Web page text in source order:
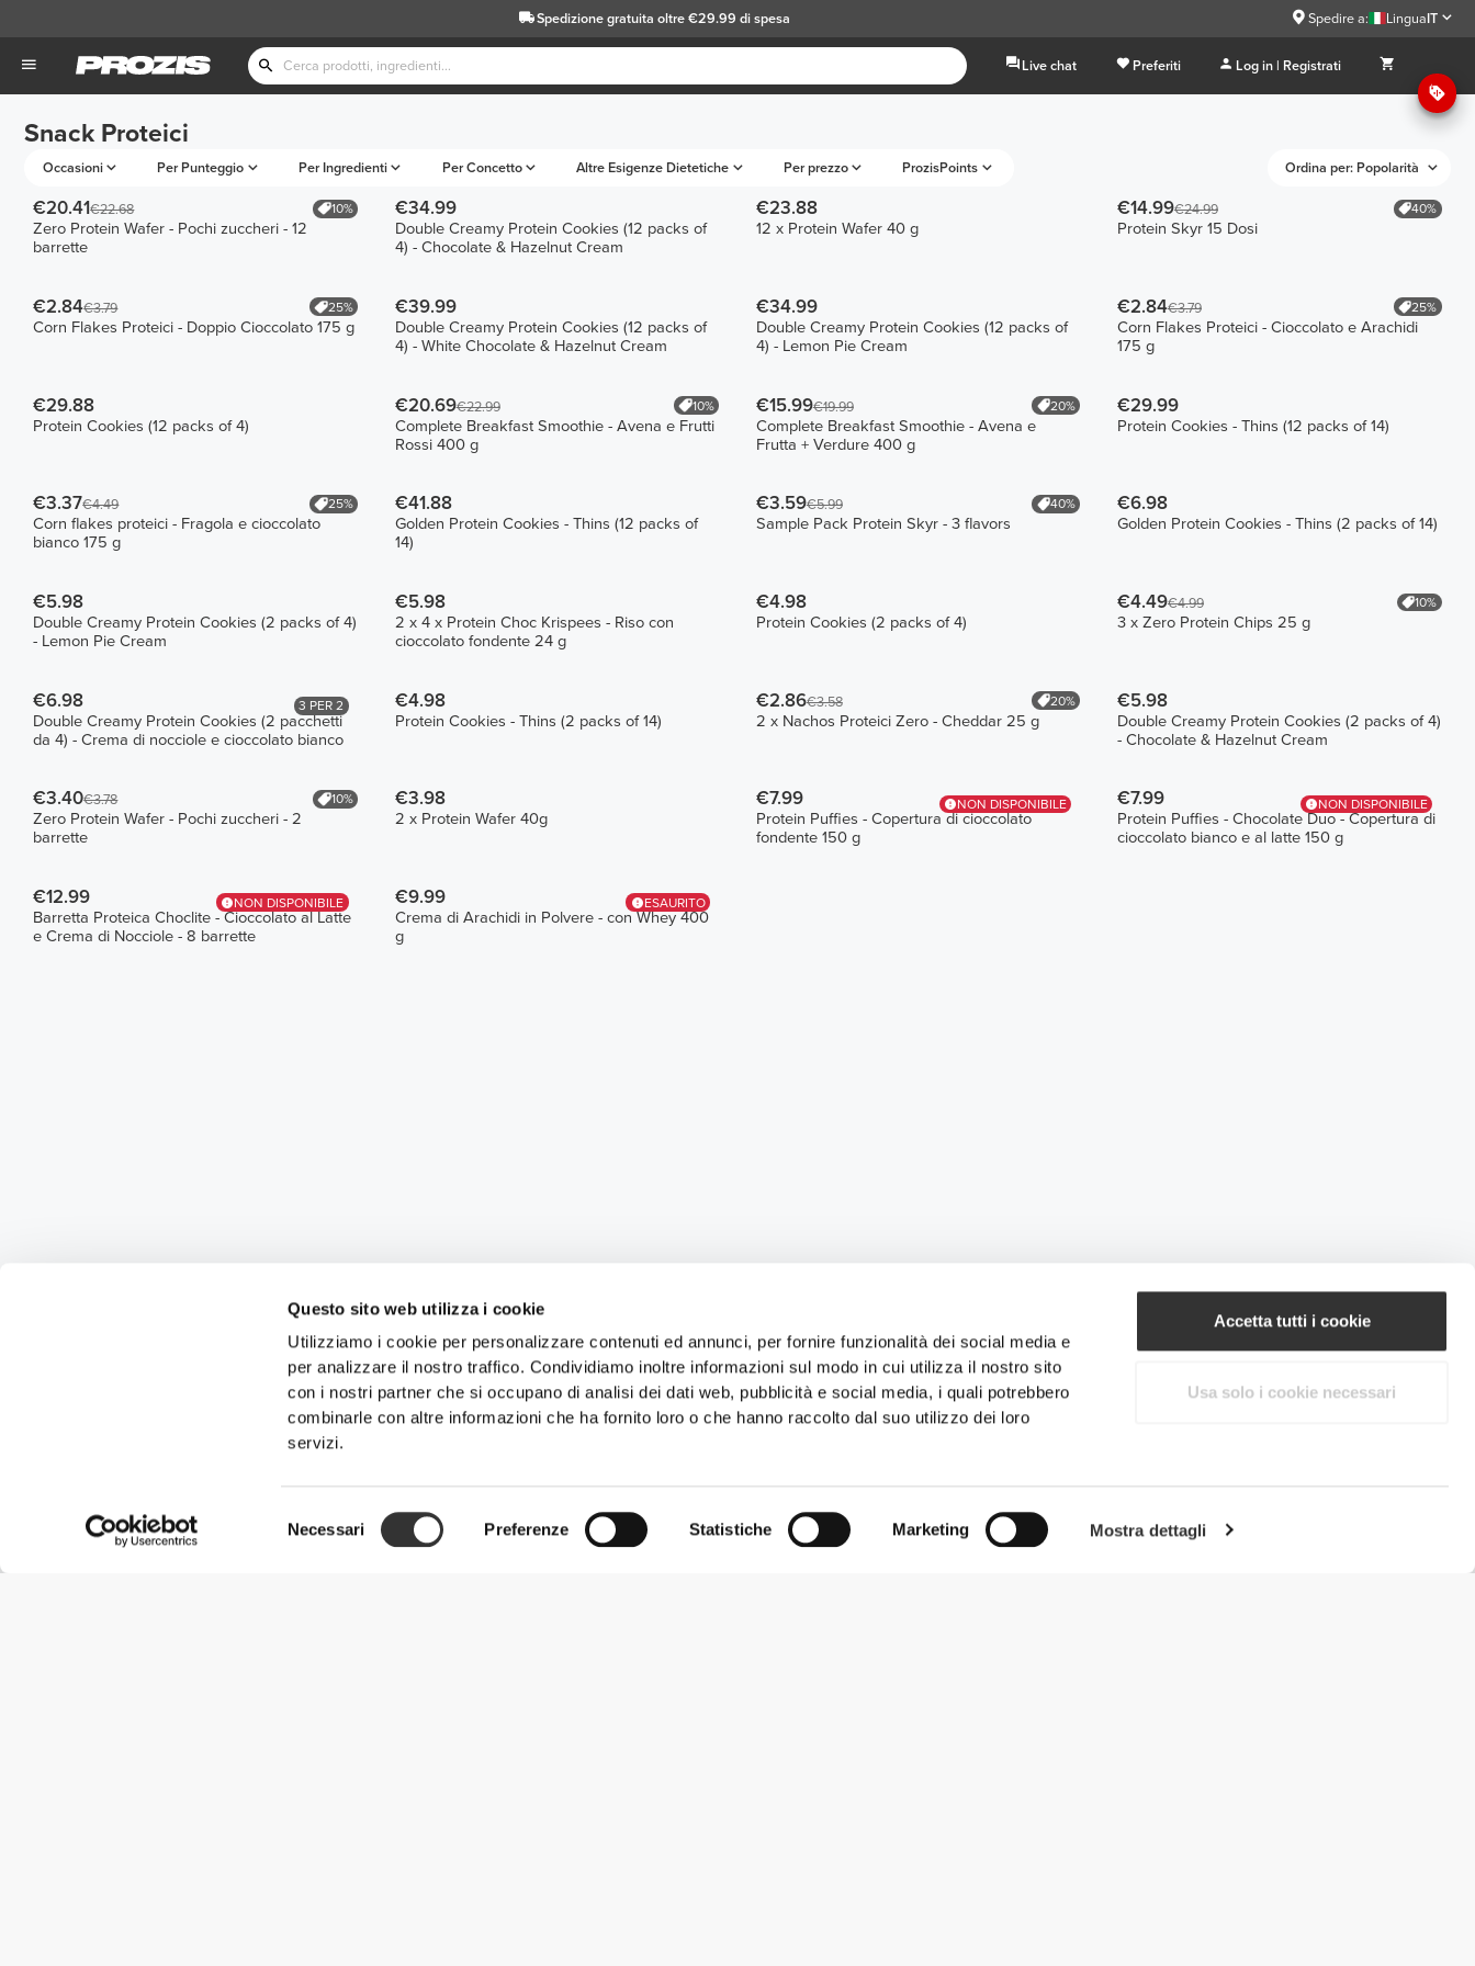
Questo sito web utilizza i cookie
Utilizziamo i cookie per personalizzare contenuti ed annunci, per fornire funzionalità dei social media e
per analizzare il nostro traffico. Condividiamo inoltre informazioni sul modo in cui utilizza il nostro sito
con i nostri partner che si occupano di analisi dei dati web, pubblicità e social media, i quali potrebbero
combinarle con altre informazioni che ha fornito loro o che hanno raccolto dal suo utilizzo dei loro
servizi.
del
Necessari Preferenze Statistiche Marketing Mostra dettagli
Accetta tutti i cookie
Usa solo i cookie necessari
Spedizione gratuita oltre €29.99 di spesa Spedire a: LinguaIT
Live chat Preferiti Log in | Registrati
Snack Proteici
Occasioni Per Punteggio Per Ingredienti Per Concetto Altre Esigenze Dietetiche Per prezzo ProzisPoints Ordina per: Popolarità
€20.41€22.68 10%
Zero Protein Wafer - Pochi zuccheri - 12
barrette
€34.99
Double Creamy Protein Cookies (12 packs of
4) - Chocolate & Hazelnut Cream
€23.88
12 x Protein Wafer 40 g
€14.99€24.99 40%
Protein Skyr 15 Dosi
€2.84€3.79 25%
Corn Flakes Proteici - Doppio Cioccolato 175 g
€39.99
Double Creamy Protein Cookies (12 packs of
4) - White Chocolate & Hazelnut Cream
€34.99
Double Creamy Protein Cookies (12 packs of
4) - Lemon Pie Cream
€2.84€3.79 25%
Corn Flakes Proteici - Cioccolato e Arachidi
175 g
€29.88
Protein Cookies (12 packs of 4)
€20.69€22.99 10%
Complete Breakfast Smoothie - Avena e Frutti
Rossi 400 g
€15.99€19.99 20%
Complete Breakfast Smoothie - Avena e
Frutta + Verdure 400 g
€29.99
Protein Cookies - Thins (12 packs of 14)
€3.37€4.49 25%
Corn flakes proteici - Fragola e cioccolato
bianco 175 g
€41.88
Golden Protein Cookies - Thins (12 packs of
14)
€3.59€5.99 40%
Sample Pack Protein Skyr - 3 flavors
€6.98
Golden Protein Cookies - Thins (2 packs of 14)
€5.98
Double Creamy Protein Cookies (2 packs of 4)
- Lemon Pie Cream
€5.98
2 x 4 x Protein Choc Krispees - Riso con
cioccolato fondente 24 g
€4.98
Protein Cookies (2 packs of 4)
€4.49€4.99 10%
3 x Zero Protein Chips 25 g
3 PER 2
€6.98
Double Creamy Protein Cookies (2 pacchetti
da 4) - Crema di nocciole e cioccolato bianco
€4.98
Protein Cookies - Thins (2 packs of 14)
€2.86€3.58 20%
2 x Nachos Proteici Zero - Cheddar 25 g
€5.98
Double Creamy Protein Cookies (2 packs of 4)
- Chocolate & Hazelnut Cream
€3.40€3.78 10%
Zero Protein Wafer - Pochi zuccheri - 2
barrette
€3.98
2 x Protein Wafer 40g
NON DISPONIBILE
€7.99
Protein Puffies - Copertura di cioccolato
fondente 150 g
NON DISPONIBILE
€7.99
Protein Puffies - Chocolate Duo - Copertura di
cioccolato bianco e al latte 150 g
NON DISPONIBILE
€12.99
Barretta Proteica Choclite - Cioccolato al Latte
e Crema di Nocciole - 8 barrette
ESAURITO
€9.99
Crema di Arachidi in Polvere - con Whey 400
g